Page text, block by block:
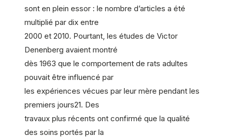
sont en plein essor : le nombre d’articles a été
multiplié par dix entre
2000 et 2010. Pourtant, les études de Victor
Denenberg avaient montré
dès 1963 que le comportement de rats adultes
pouvait être influencé par
les expériences vécues par leur mère pendant les
premiers jours21. Des
travaux plus récents ont confirmé que la qualité
des soins portés par la